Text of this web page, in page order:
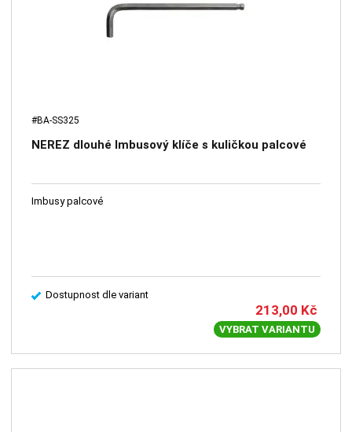
#BA-SS325
NEREZ dlouhé Imbusový klíče s kuličkou palcové
Imbusy palcové
Dostupnost dle variant
213,00 Kč
VYBRAT VARIANTU